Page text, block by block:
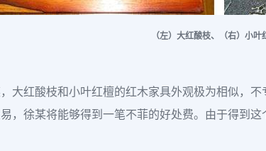
（左）大红酸枝、（右）小叶
大红酸枝和小叶红檀的红木家具外观极为相似，
，徐某将能够得到一笔不菲的好处费。由于得到这